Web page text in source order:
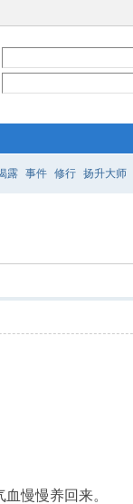
露 事件 修行 扬升大师
慢慢养回来。